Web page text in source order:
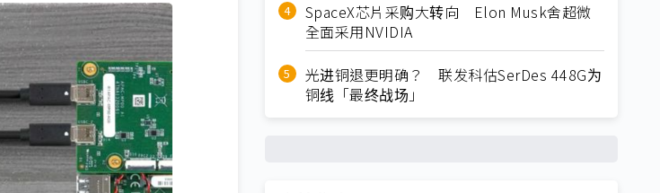
SpaceX芯片采购大转向 Elon Musk舍超微
全面采用NVIDIA
光进铜退更明确？ 联发科估SerDes 448G为
铜线「最终战场」